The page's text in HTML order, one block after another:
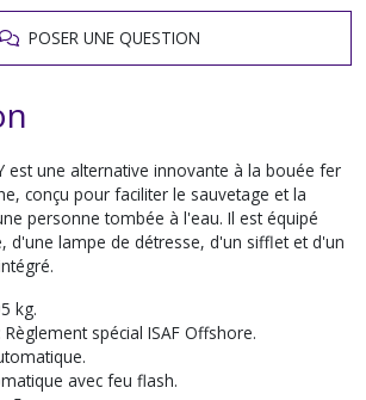
POSER UNE QUESTION
est une alternative innovante à la bouée fer
conçu pour faciliter le sauvetage et la
personne tombée à l'eau. Il est équipé
d'une lampe de détresse, d'un sifflet et d'un
kg.
: Règlement spécial ISAF Offshore.
avec feu flash.